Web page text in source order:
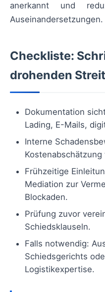
anerkannt und
Auseinandersetzungen.
Checkliste:
drohenden
Dokumentation
Lading, E-Mails,
Interne
Frühzeitige
Mediation zur
Blockaden.
Prüfung zuvor
Schiedsklauseln.
Falls notwendig:
Schiedsgerichts
Logistikexpertise.